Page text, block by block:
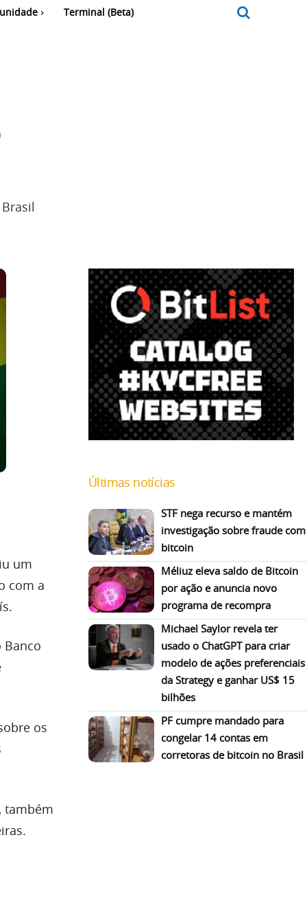
Terminal (Beta)
um
com a
Banco
os
também
Últimas notícias
STF nega recurso e mantém
investigação sobre fraude com
bitcoin
Méliuz eleva saldo de Bitcoin
por ação e anuncia novo
programa de recompra
Michael Saylor revela ter
usado o ChatGPT para criar
modelo de ações preferenciais
da Strategy e ganhar US$ 15
bilhões
PF cumpre mandado para
congelar 14 contas em
corretoras de bitcoin no Brasil